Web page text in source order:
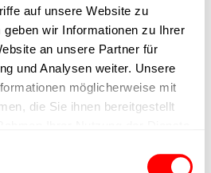
auf unsere Website zu
wir Informationen zu Ihrer
an unsere Partner für
und Analysen weiter. Unsere
möglicherweise mit
die Sie ihnen bereitgestellt